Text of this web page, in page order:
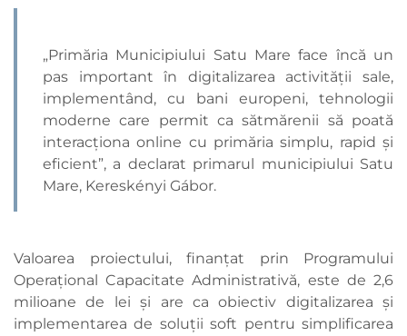
„Primăria Municipiului Satu Mare face încă un
pas important în digitalizarea activităţii sale,
implementând, cu bani europeni, tehnologii
moderne care permit ca sătmărenii să poată
interacţiona online cu primăria simplu, rapid şi
eficient”, a declarat primarul municipiului Satu
Mare, Kereskényi Gábor.
Valoarea proiectului, finanțat prin Programului
Operațional Capacitate Administrativă, este de 2,6
milioane de lei și are ca obiectiv digitalizarea și
implementarea de soluții soft pentru simplificarea